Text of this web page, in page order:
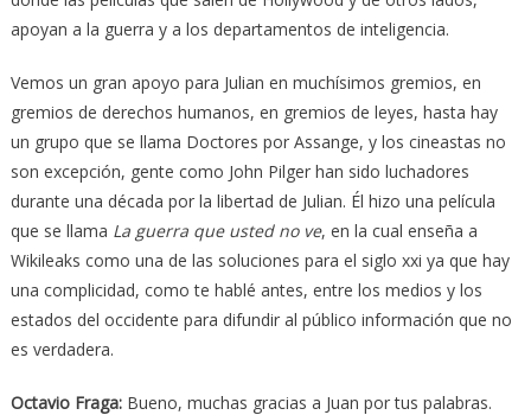
apoyan a la guerra y a los departamentos de inteligencia.
Vemos un gran apoyo para Julian en muchísimos gremios, en
gremios de derechos humanos, en gremios de leyes, hasta hay
un grupo que se llama Doctores por Assange, y los cineastas no
son excepción, gente como John Pilger han sido luchadores
durante una década por la libertad de Julian. Él hizo una película
que se llama La guerra que usted no ve, en la cual enseña a
Wikileaks como una de las soluciones para el siglo xxi ya que hay
una complicidad, como te hablé antes, entre los medios y los
estados del occidente para difundir al público información que no
es verdadera.
Octavio Fraga:Bueno, muchas gracias a Juan por tus palabras.